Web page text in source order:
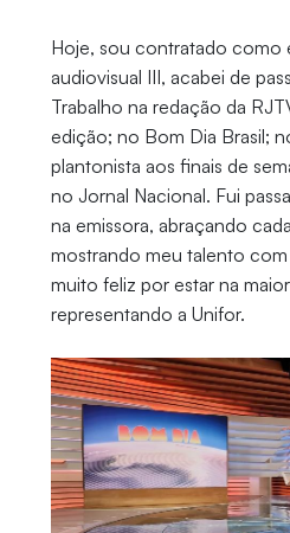
Hoje, sou contratado como
audiovisual III, acabei de
Trabalho na redação da
edição; no Bom Dia Brasil;
plantonista aos finais de
no Jornal Nacional. Fui
na emissora, abraçando
mostrando meu talento
muito feliz por estar na
representando a Unifor.